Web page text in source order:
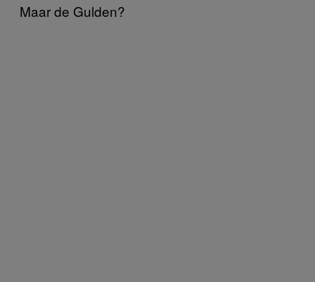
Maar de Gulden?